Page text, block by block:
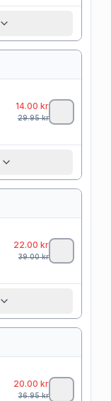
14.00 kr
29.95kr
22.00 kr
39.00kr
20.00 kr
36.95kr